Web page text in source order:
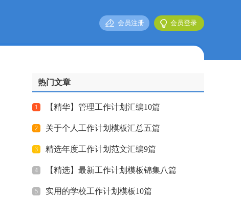
会员登录
会员注册
热门文章
1 【精华】管理工作计划汇编10篇
2 关于个人工作计划模板汇总五篇
3 精选年度工作计划范文汇编9篇
4 【精选】最新工作计划模板锦集八篇
5 实用的学校工作计划模板10篇